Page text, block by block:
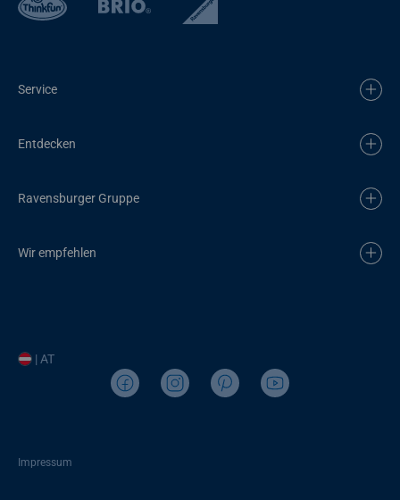
Service
Entdecken
Ravensburger Gruppe
Wir empfehlen
| AT
Impressum